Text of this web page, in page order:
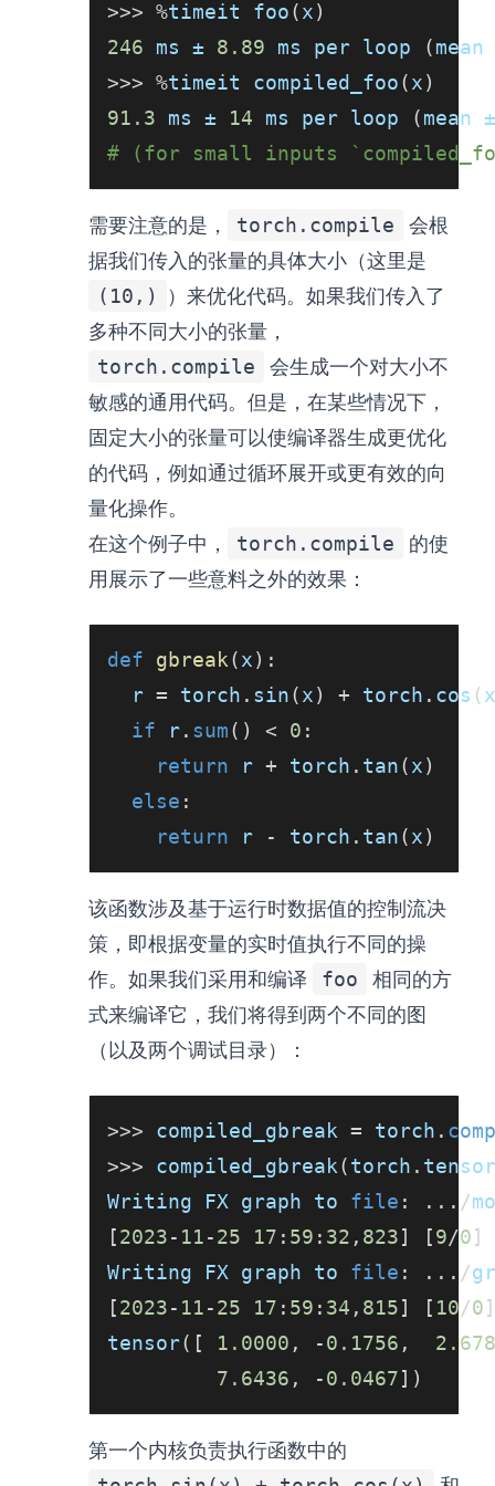
>>> %timeit foo(x)
246 ms ± 8.89 ms per loop (
>>> %timeit compiled_foo(x)
91.3 ms ± 14 ms per loop (mean
# (for small inputs
需要注意的是， torch.compile
会根
据我们传入的张量的具体大小（这里是
(10,)
）来优化代码。如果我们传入了
多种不同大小的张量，
torch.compile
会生成一个对大小不
敏感的通用代码。但是，在某些情况下，
固定大小的张量可以使编译器生成更优化
的代码，例如通过循环展开或更有效的向
量化操作。
在这个例子中，
torch.compile
的使
用展示了一些意料之外的效果：
def gbreak(x) :
  r
= torch . sin(x) + torch . cos ( x
if r. sum( ) < 0 :
return r + torch . tan(x)
else :
return r - torch . tan(x)
该函数涉及基于运行时数据值的控制流决
策，即根据变量的实时值执行不同的操
作。如果我们采用和编译
foo
相同的方
式来编译它，我们将得到两个不同的图
（以及两个调试目录）：
>>> compiled_gbreak = torch .
>>> compiled_gbreak(torch . tensor
Writing FX graph to file : . . . /
[2023- 11-25 17 : 59 : 32 , 823] [9/0]
Writing FX graph to file : . . . /
[2023- 11-25 17 : 59 : 34 , 815] [ 10/0]
tensor( [ 1.0000 , -0.1756 ,
7.6436 , -0.0467] )
第一个内核负责执行函数中的